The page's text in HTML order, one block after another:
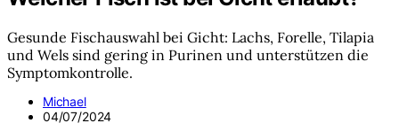
Gesunde Fischauswahl bei Gicht: Lachs, Forelle, Tilapia
und Wels sind gering in Purinen und unterstützen die
Symptomkontrolle.
Michael
04/07/2024